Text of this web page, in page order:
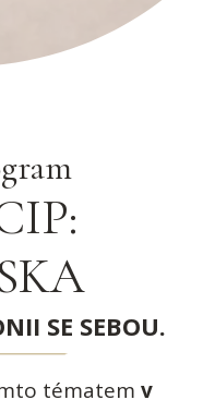
SE SEBOU.
tématem v